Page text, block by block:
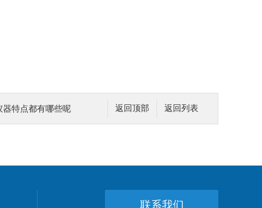
返回列表
返回顶部
器特点都有哪些呢
联系我们